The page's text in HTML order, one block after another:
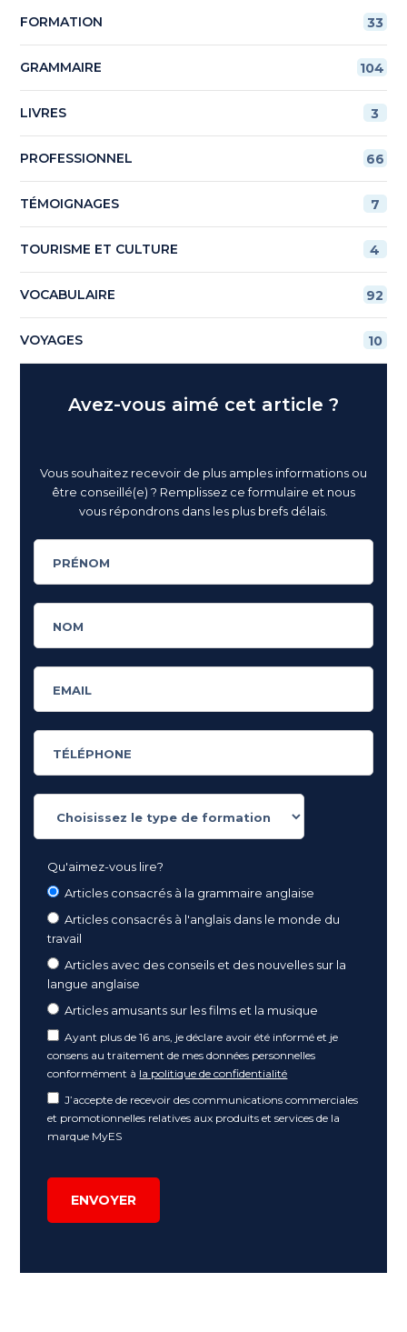
FORMATION 33
GRAMMAIRE 104
LIVRES 3
PROFESSIONNEL 66
TÉMOIGNAGES 7
TOURISME ET CULTURE 4
VOCABULAIRE 92
VOYAGES 10
Avez-vous aimé cet article ?
Vous souhaitez recevoir de plus amples informations ou
être conseillé(e) ? Remplissez ce formulaire et nous
vous répondrons dans les plus brefs délais.
Qu'aimez-vous lire?
Articles consacrés à la grammaire anglaise
Articles consacrés à l'anglais dans le monde du
travail
Articles avec des conseils et des nouvelles sur la
langue anglaise
Articles amusants sur les films et la musique
Ayant plus de 16 ans, je déclare avoir été informé et je
consens au traitement de mes données personnelles
conformément à la politique de confidentialité
J’accepte de recevoir des communications commerciales
et promotionnelles relatives aux produits et services de la
marque MyES
ENVOYER